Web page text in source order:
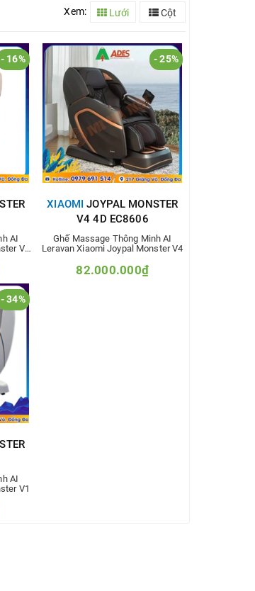
Xem: Lưới Cột
- 16%
AI
V1
- 25%
XIAOMI JOYPAL MONSTER
V4 4D EC8606
Ghế Massage Thông Minh AI
Leravan Xiaomi Joypal Monster V4
82.000.000₫
- 34%
AI
V1